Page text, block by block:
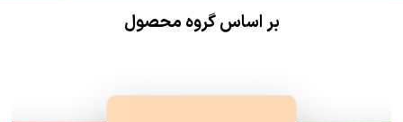
بر اساس گروه محصول